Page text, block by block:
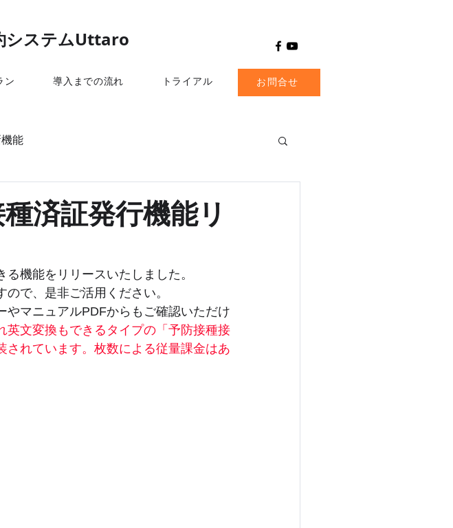
システムUttaro
ン 導入までの流れ トライアル お問合せ
能
済証発行機能リ
機能をリリースいたしました。
で、是非ご活用ください。
マニュアルPDFからもご確認いただけ
文変換もできるタイプの「予防接種接
れています。枚数による従量課金はあ